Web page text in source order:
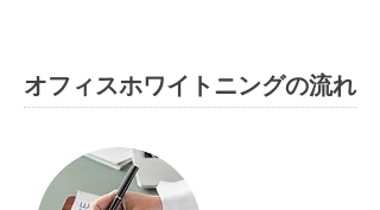
オフィスホワイトニングの流れ